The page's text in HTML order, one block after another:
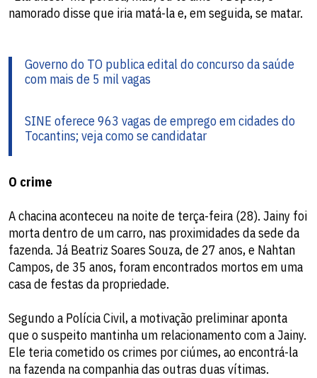
namorado disse que iria matá-la e, em seguida, se matar.
Governo do TO publica edital do concurso da saúde
com mais de 5 mil vagas
SINE oferece 963 vagas de emprego em cidades do
Tocantins; veja como se candidatar
O crime
A chacina aconteceu na noite de terça-feira (28). Jainy foi
morta dentro de um carro, nas proximidades da sede da
fazenda. Já Beatriz Soares Souza, de 27 anos, e Nahtan
Campos, de 35 anos, foram encontrados mortos em uma
casa de festas da propriedade.
Segundo a Polícia Civil, a motivação preliminar aponta
que o suspeito mantinha um relacionamento com a Jainy.
Ele teria cometido os crimes por ciúmes, ao encontrá-la
na fazenda na companhia das outras duas vítimas.